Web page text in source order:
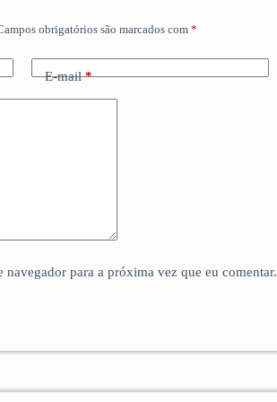
obrigatórios são marcados com*
E-mail*
navegador para a próxima vez que eu comentar.